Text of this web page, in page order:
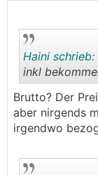
Haini schrieb:
inkl
Brutto? Der
aber nirgends
irgendwo